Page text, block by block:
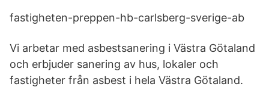
fastigheten-preppen-hb-carlsberg-sverige-ab
Vi arbetar med asbestsanering i Västra Götaland
och erbjuder sanering av hus, lokaler och
fastigheter från asbest i hela Västra Götaland.